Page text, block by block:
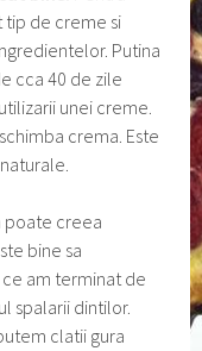
de creme si
Putina
cca 40 de zile
unei creme.
crema. Este
poate creea
bine sa
am terminat de
spalarii dintilor.
clatii gura